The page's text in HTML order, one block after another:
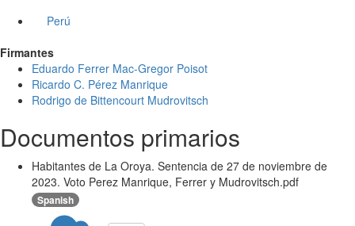
Perú
Firmantes
Eduardo Ferrer Mac-Gregor Poisot
Ricardo C. Pérez Manrique
Rodrigo de Bittencourt Mudrovitsch
Documentos primarios
Habitantes de La Oroya. Sentencia de 27 de noviembre de
2023. Voto Perez Manrique, Ferrer y Mudrovitsch.pdf
Spanish